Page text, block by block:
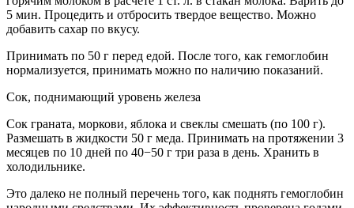
5 мин. Процедить и отбросить твердое вещество. Можно
добавить сахар по вкусу.
Принимать по 50 г перед едой. После того, как гемоглобин
нормализуется, принимать можно по наличию показаний.
Сок, поднимающий уровень железа
Сок граната, моркови, яблока и свеклы смешать (по 100 г).
Размешать в жидкости 50 г меда. Принимать на протяжении 3
месяцев по 10 дней по 40−50 г три раза в день. Хранить в
холодильнике.
Это далеко не полный перечень того, как поднять гемоглобин